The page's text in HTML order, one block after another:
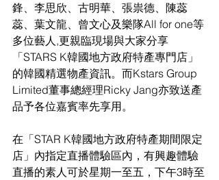
鋒、李思欣、古明華、張祟德、陳蕊
蕊、葉文龍、曾文心及樂隊All for one等
多位藝人,更親臨現場與大家分享
「STARS K韓國地方政府特產專門店」
的韓國精選物產資訊。而Kstars Group
Limited董事總經理Ricky Jang亦致送產
品予各位嘉賓率先享用。
在「STAR K韓國地方政府特產期間限定
店」內指定直播體驗區內，有興趣體驗
直播的素人可於星期一至五，下午3時至